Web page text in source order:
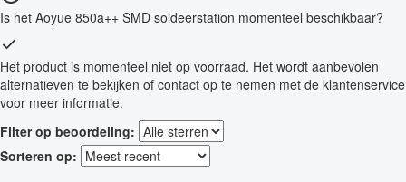
Is het Aoyue 850a++ SMD soldeerstation momenteel beschikbaar?
Het product is momenteel niet op voorraad. Het wordt aanbevolen
alternatieven te bekijken of contact op te nemen met de klantenservice
voor meer informatie.
Filter op beoordeling:
Sorteren op: